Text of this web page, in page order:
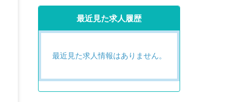
最近見た求人履歴
最近見た求人情報はありません。